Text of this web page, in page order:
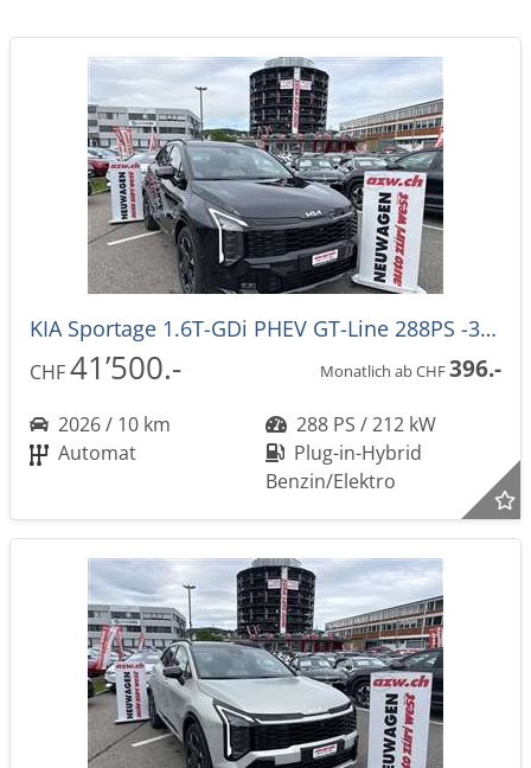
KIA Sportage 1.6T-GDi PHEV GT-Line 288PS -33% 4x4 Automat
CHF41’500.- Monatlich ab CHF396.-
2026 / 10 km
288 PS / 212 kW
Automat
Plug-in-Hybrid
Benzin/Elektro